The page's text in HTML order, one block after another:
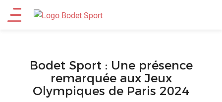
Aller
auMain
Bodet Sport : Une présence
remarquée aux Jeux
Olympiques de Paris 2024